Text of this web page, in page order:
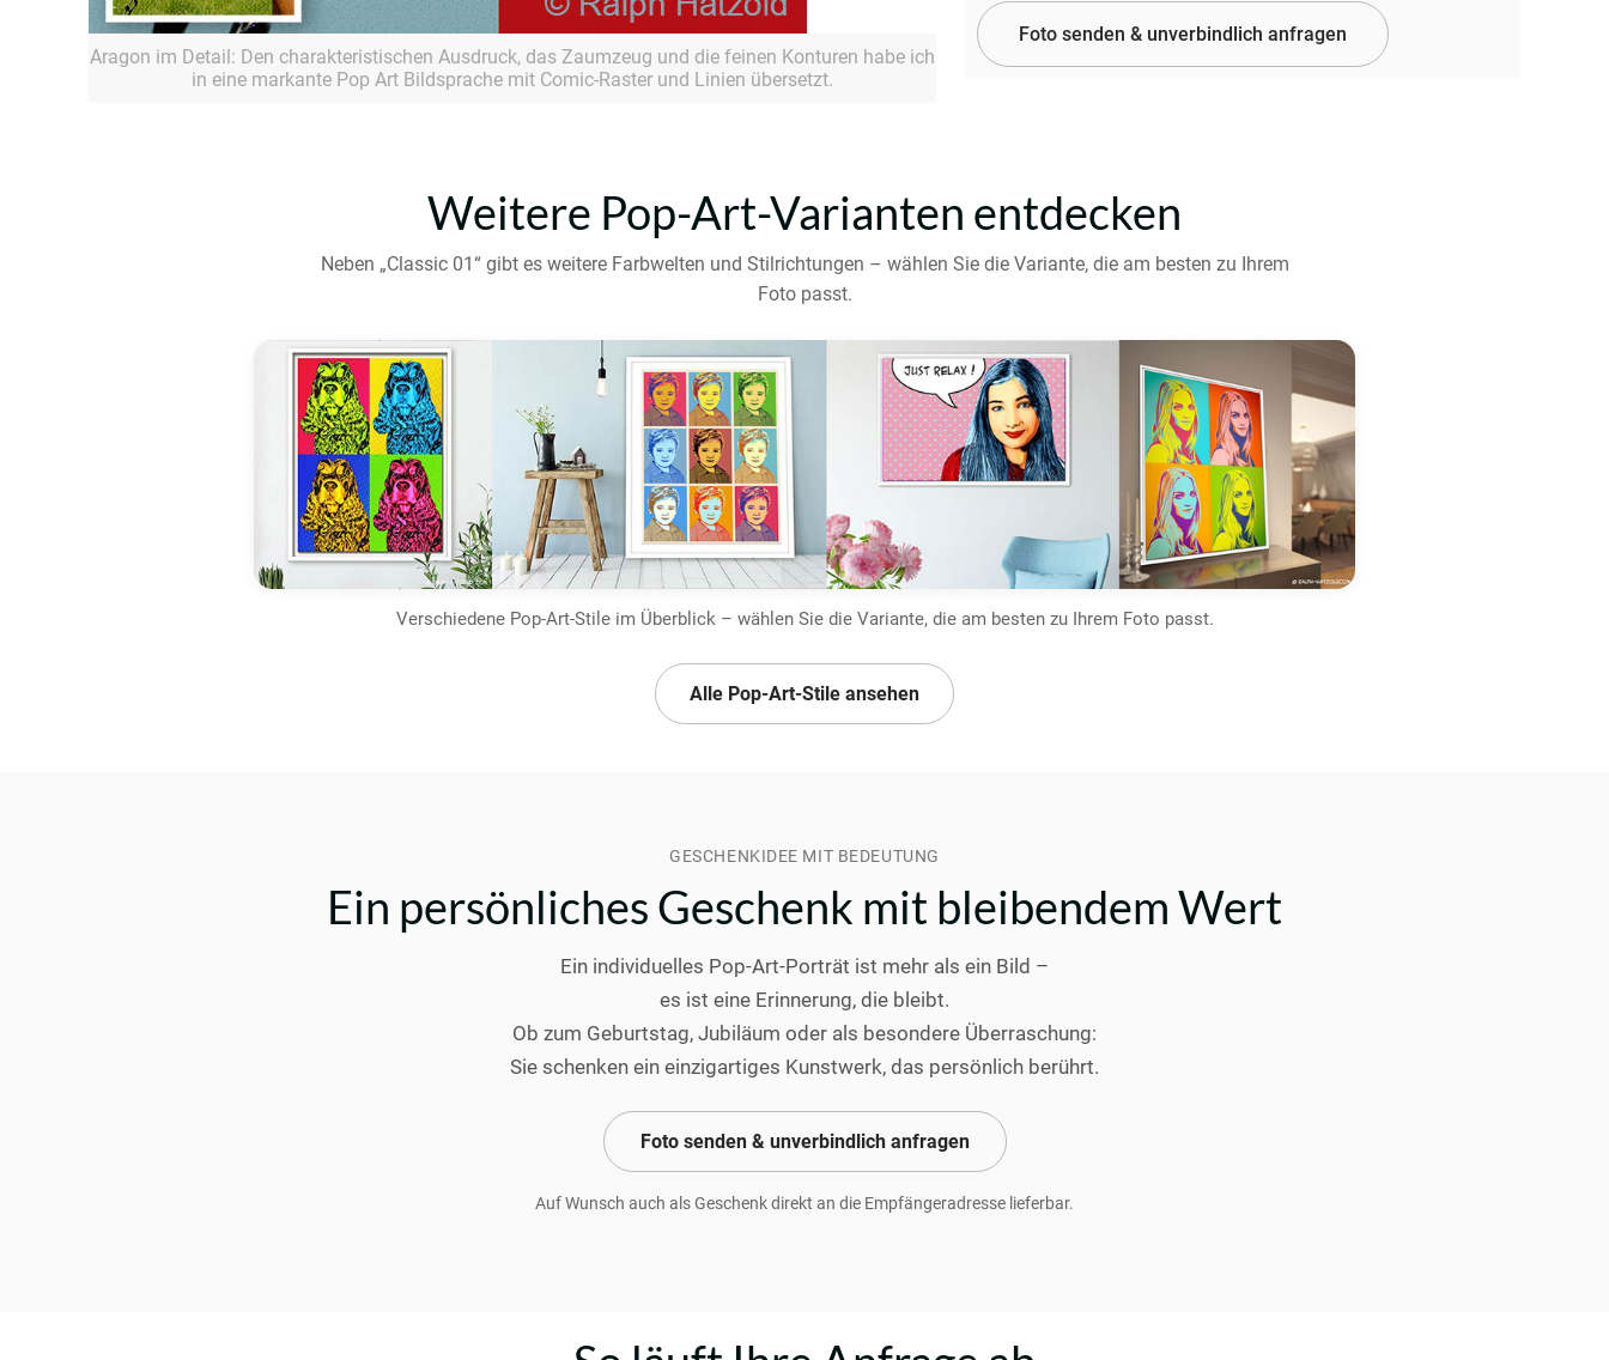
Aragon im Detail: Den charakteristischen Ausdruck, das Zaumzeug und die feinen Konturen habe ich
in eine markante Pop Art Bildsprache mit Comic-Raster und Linien übersetzt.
Foto senden & unverbindlich anfragen
Weitere Pop-Art-Varianten entdecken
Neben „Classic 01“ gibt es weitere Farbwelten und Stilrichtungen – wählen Sie die Variante, die am besten zu Ihrem
Foto passt.
Verschiedene Pop-Art-Stile im Überblick – wählen Sie die Variante, die am besten zu Ihrem Foto passt.
Alle Pop-Art-Stile ansehen
GESCHENKIDEE MIT BEDEUTUNG
Ein persönliches Geschenk mit bleibendem Wert
Ein individuelles Pop-Art-Porträt ist mehr als ein Bild –
es ist eine Erinnerung, die bleibt.
Ob zum Geburtstag, Jubiläum oder als besondere Überraschung:
Sie schenken ein einzigartiges Kunstwerk, das persönlich berührt.
Foto senden & unverbindlich anfragen
Auf Wunsch auch als Geschenk direkt an die Empfängeradresse lieferbar.